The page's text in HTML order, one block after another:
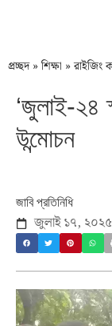
প্রচ্ছদ»শিক্ষা »রাইজিং
‘জুলাই-২৪
উন্মোচন
জাবি প্রতিনিধি
জুলাই ১৭, ২০২৫